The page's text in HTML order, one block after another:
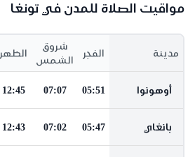
مواقيت الصلاة للمدن في تونغا
مدينة الفجر
شروق
الشمس
الظهر
أوهونوا 05:51
07:07
12:45
بانغاي 05:47
07:02
12:43